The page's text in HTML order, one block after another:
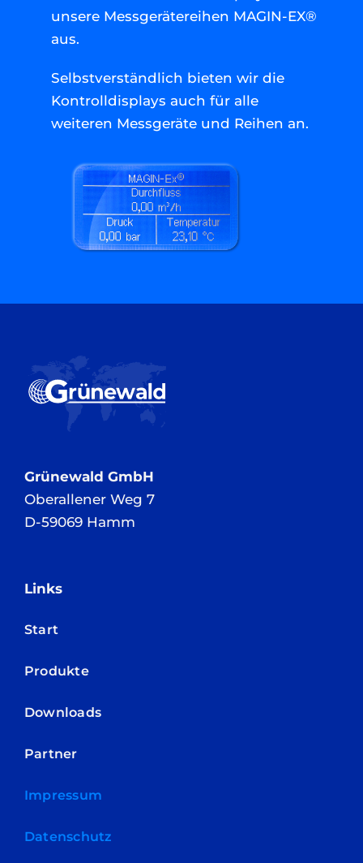
unsere Messgerätereihen MAGIN-EX®
aus.
Selbstverständlich bieten wir die
Kontrolldisplays auch für alle
weiteren Messgeräte und Reihen an.
Grünewald GmbH
Oberallener Weg 7
D-59069 Hamm
Links
Start
Produkte
Downloads
Partner
Impressum
Datenschutz